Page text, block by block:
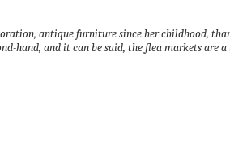
antique furniture since her childhood,
hand, and it can be said, the flea markets are